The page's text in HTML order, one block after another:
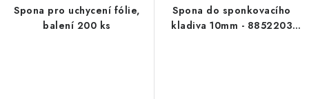
Spona pro uchycení fólie,
balení 200 ks
Spona do sponkovacího
kladiva 10mm - 8852203